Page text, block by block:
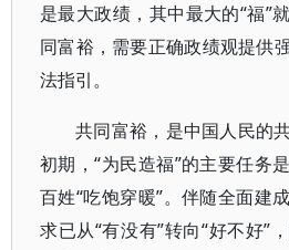
是最大政绩，其中最大的“福”
同富裕，需要正确政绩观提供
法指引。
共同富裕，是中国人民的
初期，“为民造福”的主要任务
百姓“吃饱穿暖”。伴随全面建
求已从“有没有”转向“好不好”